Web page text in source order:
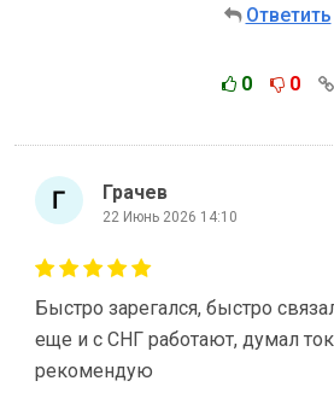
Ответить
0 0
Грачев
22 Июнь 2026 14:10
Быстро зарегался, быстро
еще и с СНГ работают, думал
рекомендую